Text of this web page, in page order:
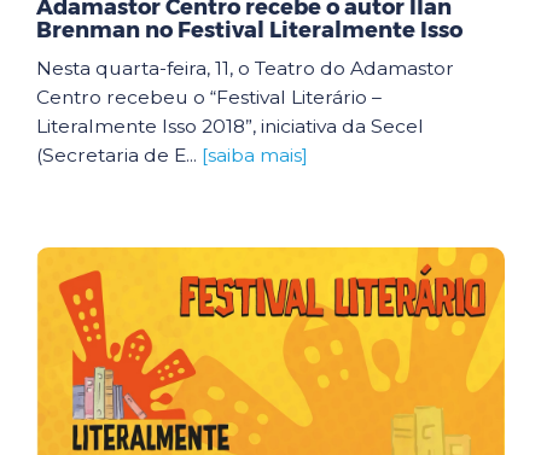
Adamastor Centro recebe o autor Ilan
Brenman no Festival Literalmente Isso
Nesta quarta-feira, 11, o Teatro do Adamastor
Centro recebeu o “Festival Literário –
Literalmente Isso 2018”, iniciativa da Secel
(Secretaria de E... [saiba mais]